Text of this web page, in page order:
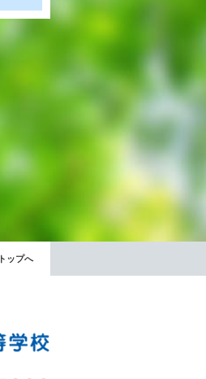
ップへ
2027年度 入試について
出願時申請書類ダウンロード
帰国子女・転編入試験募集要項
入試関連よくある質問
進路指導